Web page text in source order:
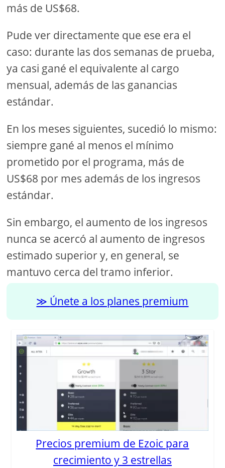
más de US$68.
Pude ver directamente que ese era el
caso: durante las dos semanas de prueba,
ya casi gané el equivalente al cargo
mensual, además de las ganancias
estándar.
En los meses siguientes, sucedió lo mismo:
siempre gané al menos el mínimo
prometido por el programa, más de
US$68 por mes además de los ingresos
estándar.
Sin embargo, el aumento de los ingresos
nunca se acercó al aumento de ingresos
estimado superior y, en general, se
mantuvo cerca del tramo inferior.
Únete a los planes premium
Precios premium de Ezoic para
crecimiento y 3 estrellas